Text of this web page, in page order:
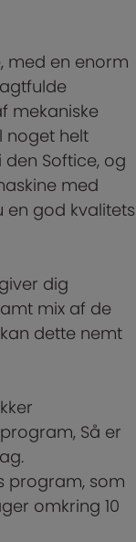
med en enorm
mekaniske
noget helt
Softice, og
med
god kvalitets
dig
mix af de
dette nemt
Så er
program, som
omkring 10